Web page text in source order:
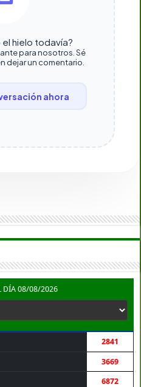
hielo todavía?
para nosotros. Sé
dejar un comentario.
ahora
DÍA 08/08/2026
2841
3669
6872